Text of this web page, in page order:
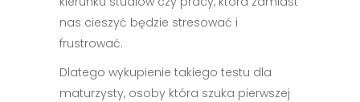
nas cieszyć będzie stresować i
frustrować.
Dlatego wykupienie takiego testu dla
maturzysty, osoby która szuka pierwszej